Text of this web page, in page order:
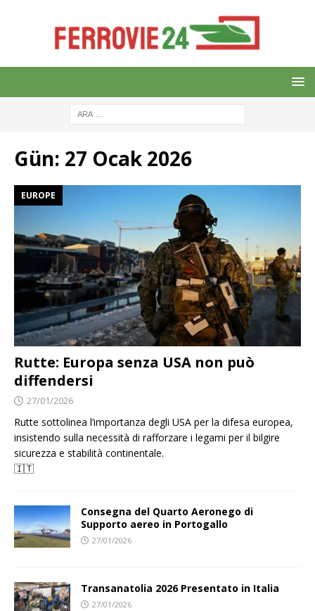
Gün: 27 Ocak 2026
EUROPE
Rutte: Europa senza USA non può
diffendersi
27/01/2026
Rutte sottolinea l’importanza degli USA per la difesa europea,
insistendo sulla necessità di rafforzare i legami per il bilgire
sicurezza e stabilità continentale.
🇮🇹
Consegna del Quarto Aeronego di
Supporto aereo in Portogallo
27/01/2026
Transanatolia 2026 Presentato in Italia
27/01/2026